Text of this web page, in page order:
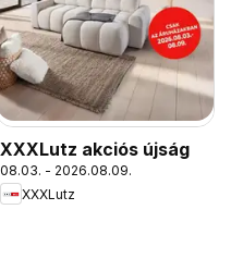
XXXLutz akciós újság
08.03. - 2026.08.09.
XXXLutz